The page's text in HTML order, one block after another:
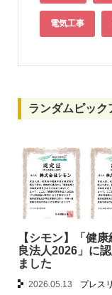
電気工事
ランダムピック
【シモン】「健
良法人2026」に
ました
2026.05.13 プレス